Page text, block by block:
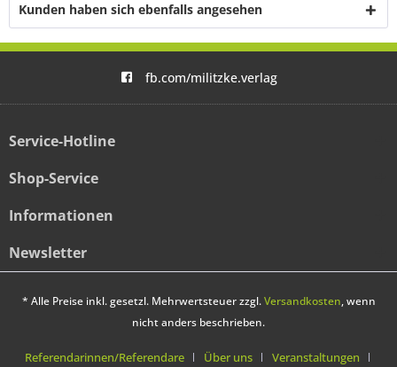
Kunden haben sich ebenfalls angesehen
fb.com/militzke.verlag
Service-Hotline
Shop-Service
Informationen
Newsletter
* Alle Preise inkl. gesetzl. Mehrwertsteuer zzgl.Versandkosten, wenn
nicht anders beschrieben.
Referendarinnen/Referendare Über uns
Veranstaltungen